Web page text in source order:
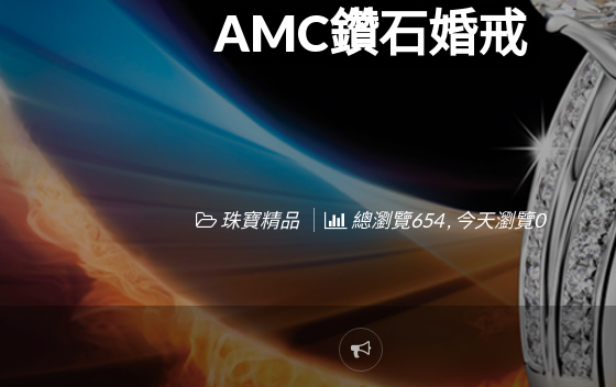
AMC鑽石婚戒
珠寶精品 總瀏覽654 , 今天瀏覽0
Report